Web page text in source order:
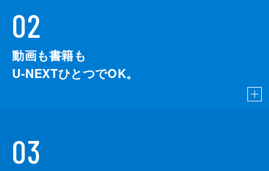
02
動画も書籍も
U-NEXTひとつでOK。
03